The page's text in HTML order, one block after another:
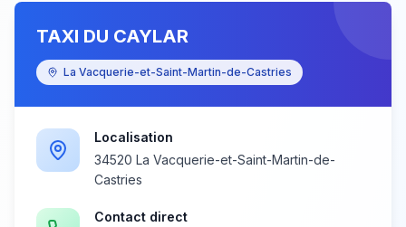
TAXI DU CAYLAR
La Vacquerie-et-Saint-Martin-de-Castries
Localisation
34520 La Vacquerie-et-Saint-Martin-de-
Castries
Contact direct